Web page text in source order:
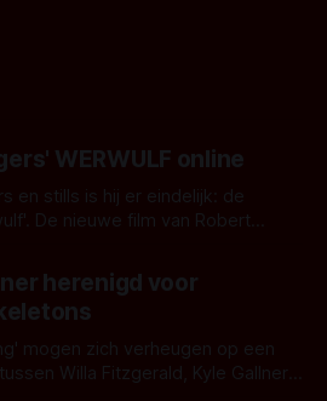
WERWULF online
en stills is hij er eindelijk: de
De nieuwe film van Robert
Het topic deze keer is (kon
Kijk je mee?
herenigd voor
mogen zich verheugen op een
Willa Fitzgerald, Kyle Gallner